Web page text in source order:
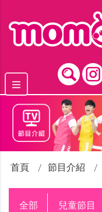
首頁 節目介紹
全部 兒童節目